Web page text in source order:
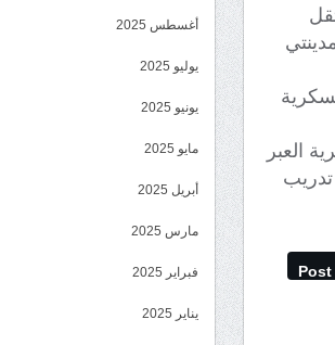
العبر
Post
أغسطس 2025
يوليو 2025
يونيو 2025
مايو 2025
أبريل 2025
مارس 2025
فبراير 2025
يناير 2025